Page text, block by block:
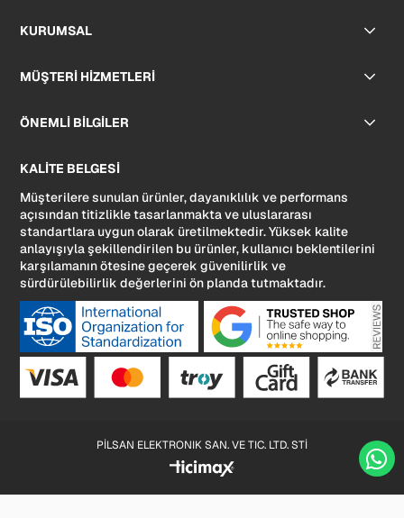
KURUMSAL
MÜŞTERİ HİZMETLERİ
ÖNEMLİ BİLGİLER
KALİTE BELGESİ
Müşterilere sunulan ürünler, dayanıklılık ve performans
açısından titizlikle tasarlanmakta ve uluslararası
standartlara uygun olarak üretilmektedir. Yüksek kalite
anlayışıyla şekillendirilen bu ürünler, kullanıcı beklentilerini
karşılamanın ötesine geçerek güvenilirlik ve
sürdürülebilirlik değerlerini ön planda tutmaktadır.
PİLSAN ELEKTRONIK SAN. VE TIC. LTD. STİ